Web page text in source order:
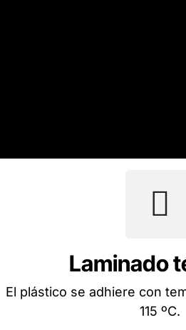
Laminado
El plástico se adhiere con
115 ºC.